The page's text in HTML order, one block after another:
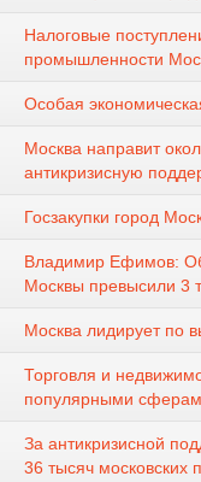
Налоговые
промышленности
Особая
Москва направит
антикризисную
Госзакупки город
Владимир Ефимов:
Москвы превысили 3
Москва лидирует по
Торговля и
популярными
За антикризисной
36 тысяч московских